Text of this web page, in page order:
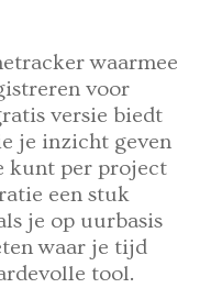
waarmee
voor
versie biedt
je inzicht geven
kunt per project
een stuk
je op uurbasis
waar je tijd
tool.